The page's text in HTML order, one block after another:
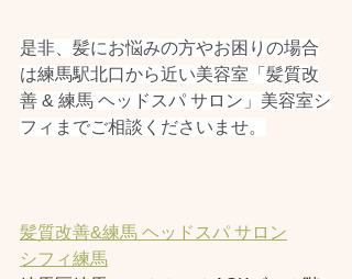
是非、髪にお悩みの方やお困りの場合
は練馬駅北口から近い美容室「髪質改
善 & 練馬 ヘッドスパ サロン」美容室シ
フィまでご相談くださいませ。
髪質改善&練馬 ヘッドスパ サロン
シフィ練馬